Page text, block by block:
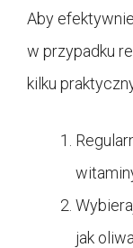
Aby
w przypadku
kilku
jak